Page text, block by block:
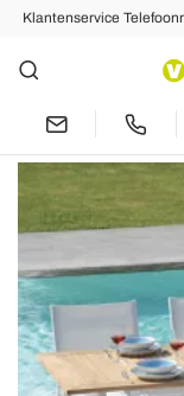
Klantenservice